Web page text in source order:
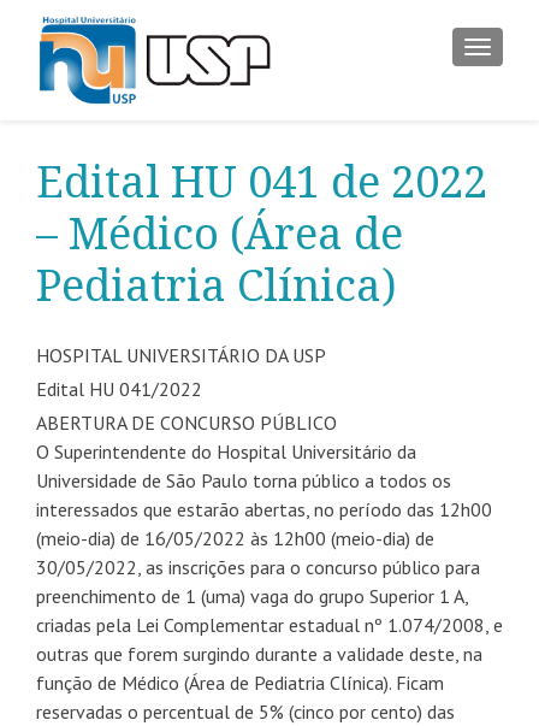
Edital HU 041 de 2022
– Médico (Área de
Pediatria Clínica)
HOSPITAL UNIVERSITÁRIO DA USP
Edital HU 041/2022
ABERTURA DE CONCURSO PÚBLICO
O Superintendente do Hospital Universitário da
Universidade de São Paulo torna público a todos os
interessados que estarão abertas, no período das 12h00
(meio-dia) de 16/05/2022 às 12h00 (meio-dia) de
30/05/2022, as inscrições para o concurso público para
preenchimento de 1 (uma) vaga do grupo Superior 1 A,
criadas pela Lei Complementar estadual nº 1.074/2008, e
outras que forem surgindo durante a validade deste, na
função de Médico (Área de Pediatria Clínica). Ficam
reservadas o percentual de 5% (cinco por cento) das